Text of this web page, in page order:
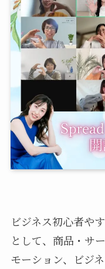
ビジネス初心者や
として、商品・サ
モーション、ビジ